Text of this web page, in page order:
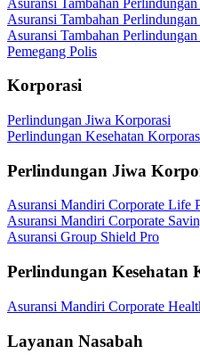
Asuransi Tambahan
Asuransi Tambahan
Pemegang Polis
Korporasi
Perlindungan Jiwa Korporasi
Perlindungan Kesehatan
Perlindungan Jiwa
Asuransi Mandiri Corporate Life
Asuransi Mandiri Corporate
Asuransi Group Shield Pro
Perlindungan Kesehatan
Asuransi Mandiri Corporate
Layanan Nasabah